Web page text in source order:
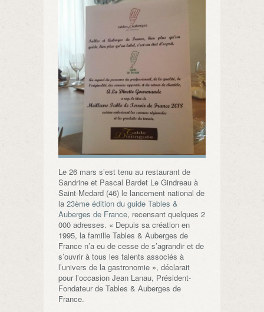
Le 26 mars s’est tenu au restaurant de
Sandrine et Pascal Bardet Le Gindreau à
Saint-Medard (46) le lancement national de
la 23ème édition du guide Tables &
Auberges de France, recensant quelques 2
000 adresses. « Depuis sa création en
1995, la famille Tables & Auberges de
France n’a eu de cesse de s’agrandir et de
s’ouvrir à tous les talents associés à
l’univers de la gastronomie », déclarait
pour l’occasion Jean Lanau, Président-
Fondateur de Tables & Auberges de
France.